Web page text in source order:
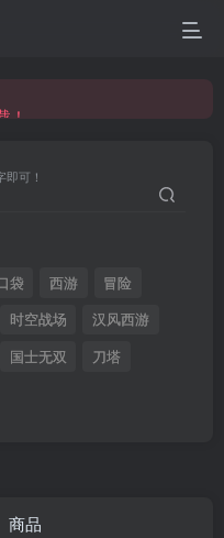
可！
袋 西游
冒险
时空战场
汉风西游
国士无双
刀塔
商品